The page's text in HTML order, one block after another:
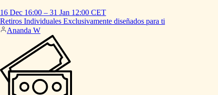
16 Dec 16:00 – 31 Jan 12:00 CET
Retiros Individuales Exclusivamente diseñados para ti
Ananda W